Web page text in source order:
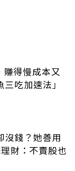
賺得慢成本又
吃加速法」
沒錢？她善用
財：不賣股也